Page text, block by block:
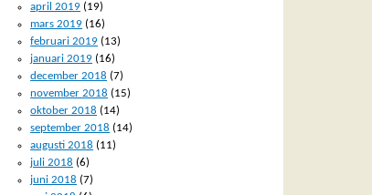
april 2019 (19)
mars 2019 (16)
februari 2019 (13)
januari 2019 (16)
december 2018 (7)
november 2018 (15)
oktober 2018 (14)
september 2018 (14)
augusti 2018 (11)
juli 2018 (6)
juni 2018 (7)